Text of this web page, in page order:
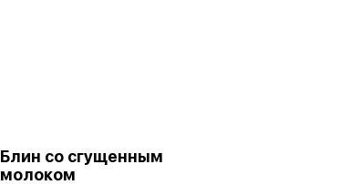
Блин со сгущенным
молоком